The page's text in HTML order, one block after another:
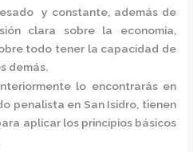
y constante, además de
clara sobre la economía,
todo tener la capacidad de
demás.
lo encontrarás en
penalista en San Isidro, tienen
aplicar los principios básicos